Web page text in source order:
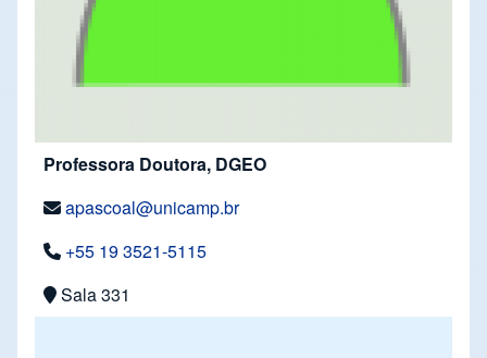
Professora Doutora, DGEO
apascoal@unicamp.br
+55 19 3521-5115
Sala 331